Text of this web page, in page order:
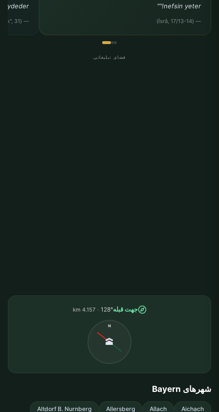
nefsin yeter!""
— (İsrâ, 17/13-14)
— (Buhârî, "Rikâk", 31)
فضای تبلیغاتی
جهت قبله128°
4.157 km
N
🕋
شهرهای Bayern
Aichach
Allach
Allersberg
Altdorf B. Nurnberg